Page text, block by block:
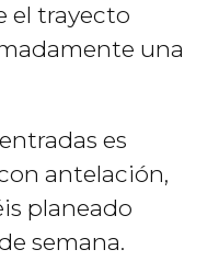
el trayecto
una
es
antelación,
planeado
semana.